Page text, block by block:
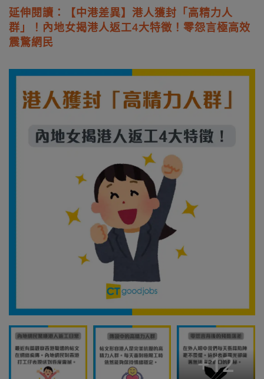
延伸閱讀：【中港差異】港人獲封「高精力人
群」！內地女揭港人返工4大特徵！零怨言極高效
震驚網民
+12